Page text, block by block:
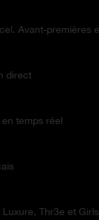
Avant-premières
direct
temps réel
Thr3e et